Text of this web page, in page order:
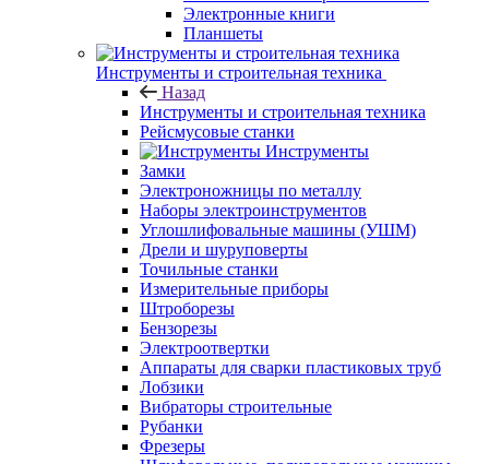
Электронные книги
Планшеты
Инструменты и строительная техника
Назад
Инструменты и строительная техника
Рейсмусовые станки
Инструменты
Замки
Электроножницы по металлу
Наборы электроинструментов
Углошлифовальные машины (УШМ)
Дрели и шуруповерты
Точильные станки
Измерительные приборы
Штроборезы
Бензорезы
Электроотвертки
Аппараты для сварки пластиковых труб
Лобзики
Вибраторы строительные
Рубанки
Фрезеры